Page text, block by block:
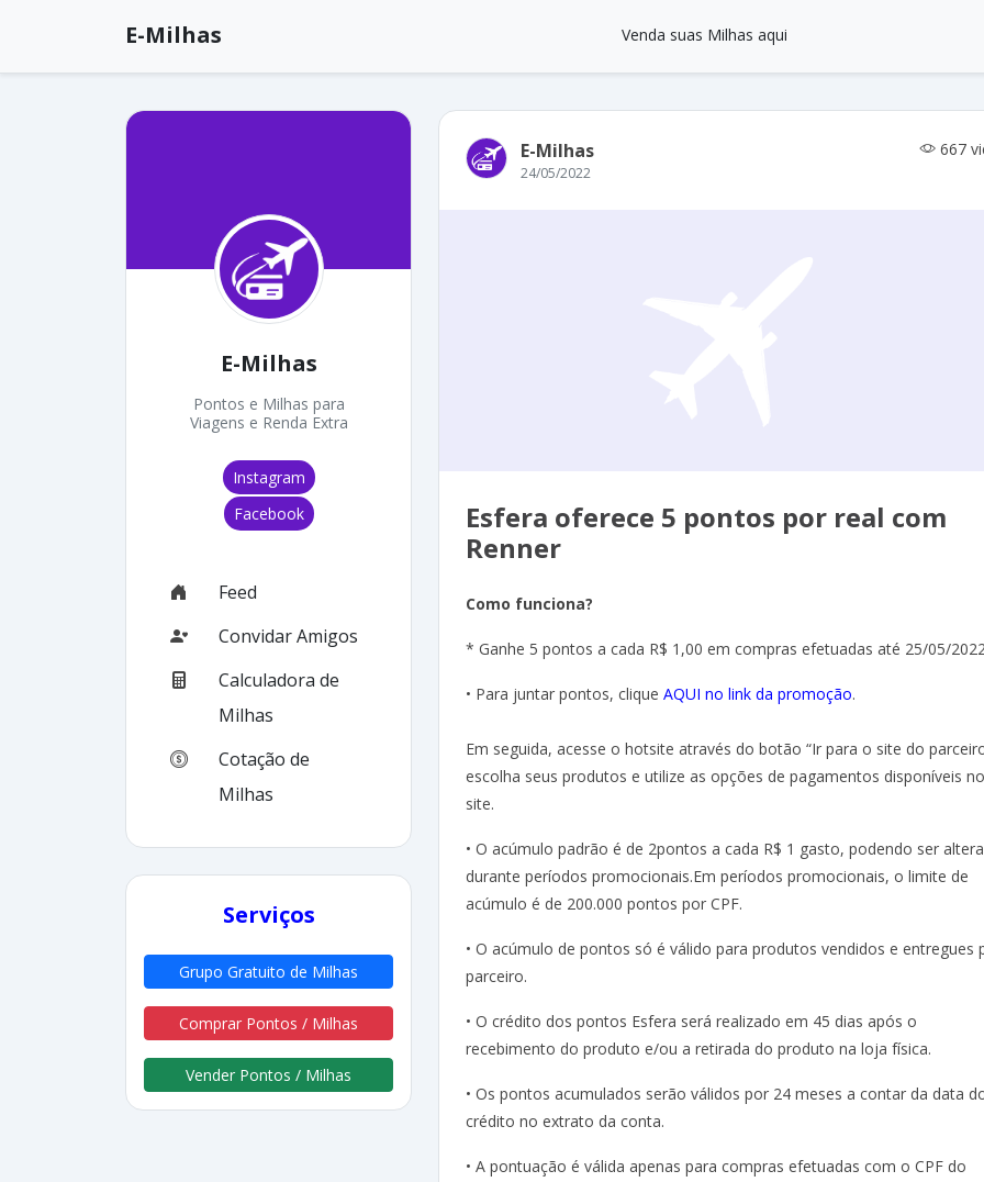
E-Milhas Venda suas Milhas aqui
E-Milhas
Pontos e Milhas para
Viagens e Renda Extra
Instagram
Facebook
Feed
Convidar Amigos
Calculadora de
Milhas
Cotação de
Milhas
Serviços
Grupo Gratuito de Milhas
Comprar Pontos / Milhas
Vender Pontos / Milhas
E-Milhas 667
24/05/2022
Esfera oferece 5 pontos por real com
Renner
Como funciona?
* Ganhe 5 pontos a cada R$ 1,00 em compras efetuadas até 25/05/
• Para juntar pontos, clique AQUI no link da promoção.
Em seguida, acesse o hotsite através do botão “Ir para o site do
escolha seus produtos e utilize as opções de pagamentos disponíveis no
site.
• O acúmulo padrão é de 2pontos a cada R$ 1 gasto, podendo ser
durante períodos promocionais.Em períodos promocionais, o limite de
acúmulo é de 200.000 pontos por CPF.
• O acúmulo de pontos só é válido para produtos vendidos e entregues
parceiro.
• O crédito dos pontos Esfera será realizado em 45 dias após o
recebimento do produto e/ou a retirada do produto na loja física.
• Os pontos acumulados serão válidos por 24 meses a contar da data
crédito no extrato da conta.
• A pontuação é válida apenas para compras efetuadas com o CPF do